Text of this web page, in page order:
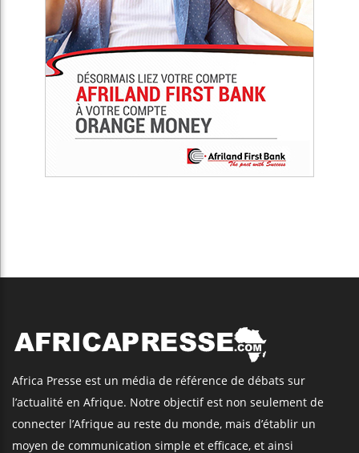
Africa Presse est un média de référence de débats sur
l’actualité en Afrique. Notre objectif est non seulement de
connecter l’Afrique au reste du monde, mais d’établir un
moyen de communication simple et efficace, et ainsi